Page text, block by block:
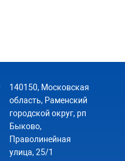
140150, Московская
область, Раменский
городской округ, рп
Быково,
Праволинейная
улица, 25/1